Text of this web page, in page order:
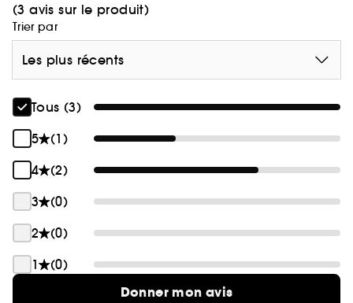
(3 avis sur le produit)
Trier par
Les plus récents
Tous (3)
5
(1)
4
(2)
3
(0)
2
(0)
1
(0)
Donner mon avis